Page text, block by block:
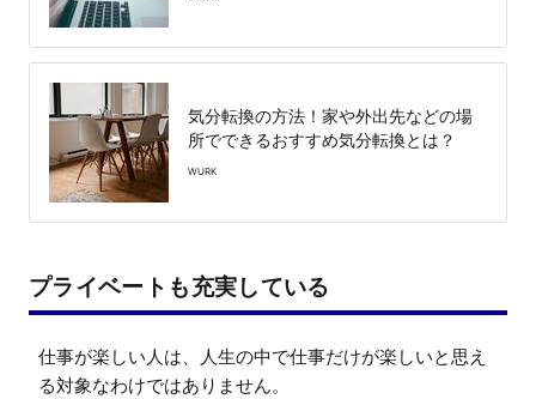
気分転換の方法！家や外出先などの場
所でできるおすすめ気分転換とは？
WURK
プライベートも充実している
仕事が楽しい人は、人生の中で仕事だけが楽しいと思え
る対象なわけではありません。